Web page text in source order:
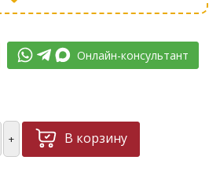
Онлайн-консультант
+ В корзину